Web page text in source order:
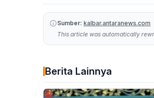
Sumber: kalbar.antaranews.com
This article was automatically
Berita Lainnya